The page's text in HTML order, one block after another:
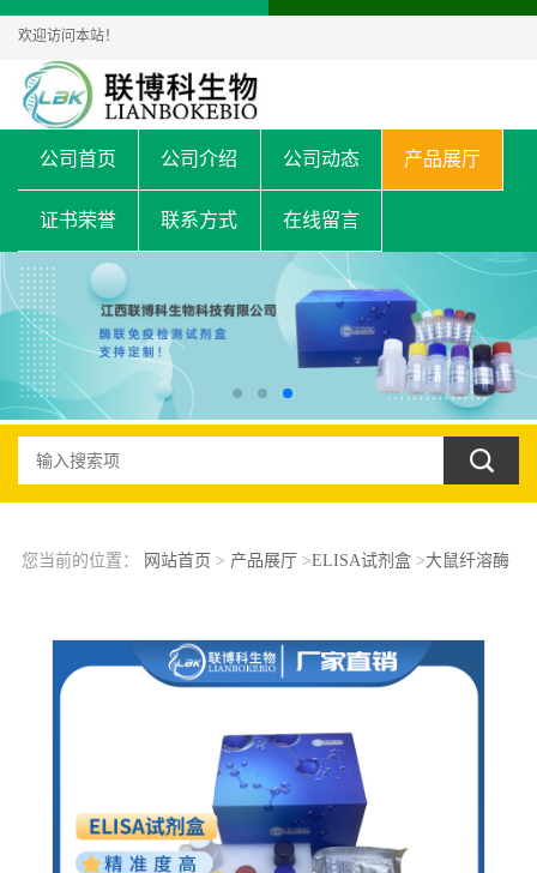
欢迎访问本站！
公司首页 公司介绍 公司动态 产品展厅
证书荣誉 联系方式 在线留言
您当前的位置： 网站首页 > 产品展厅 >ELISA试剂盒>大鼠纤溶酶